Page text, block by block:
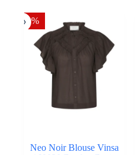
-30%
Neo Noir Blouse Vinsa